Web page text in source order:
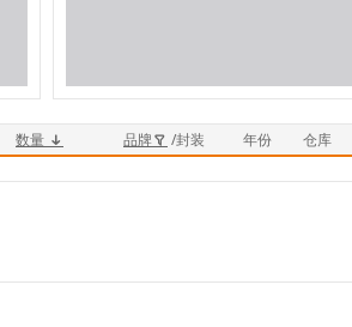
数量 品牌 /封装 年份 仓库